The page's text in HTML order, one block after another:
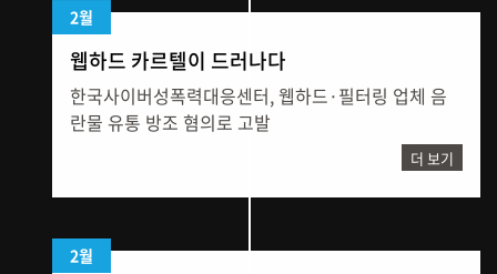
2월
웹하드 카르텔이 드러나다
한국사이버성폭력대응센터, 웹하드·필터링 업체 음
란물 유통 방조 혐의로 고발
더 보기
2월